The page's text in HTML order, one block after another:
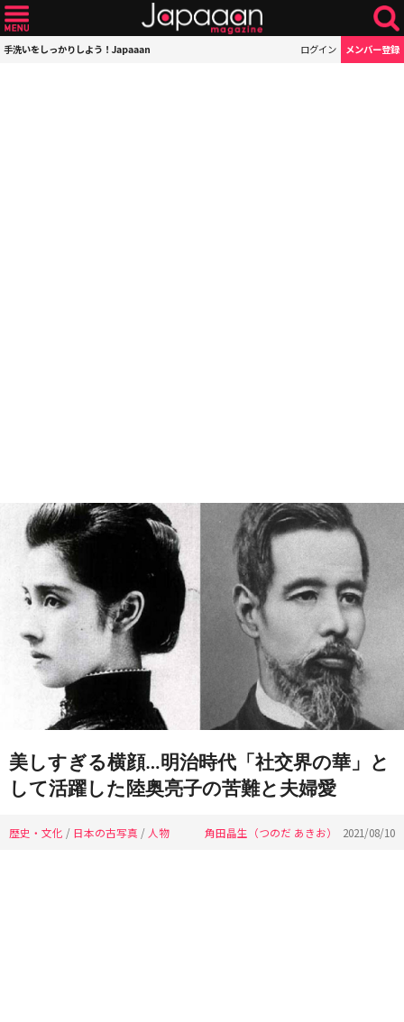
手洗いをしっかりしよう！Japaaan ログイン メンバー登録
美しすぎる横顔…明治時代「社交界の華」と
して活躍した陸奥亮子の苦難と夫婦愛
歴史・文化 / 日本の古写真 / 人物 角田晶生（つのだ あきお） 2021/08/10